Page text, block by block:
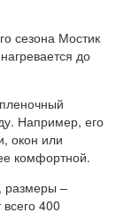
сезона Мостик
до
Например, его
окон или
комфортной.
размеры –
400